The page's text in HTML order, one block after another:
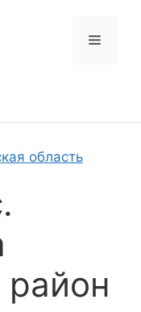
Меню
область
район